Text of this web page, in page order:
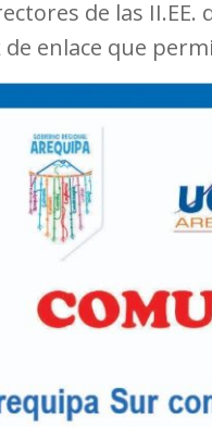
de las
enlace que